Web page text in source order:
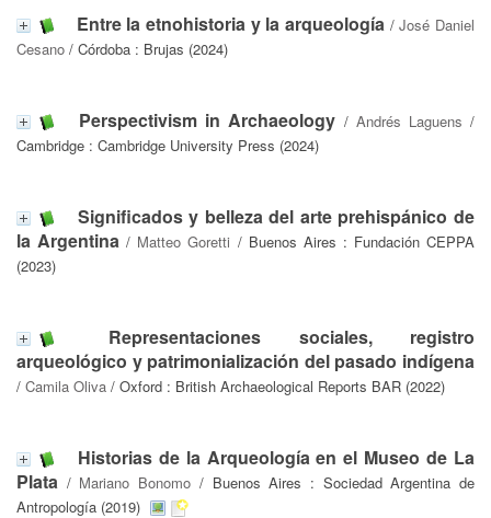
Entre la etnohistoria y la arqueología /José Daniel
Cesano / Córdoba : Brujas (2024)
Perspectivism in Archaeology / Andrés Laguens /
Cambridge : Cambridge University Press (2024)
Significados y belleza del arte prehispánico de
la Argentina / Matteo Goretti / Buenos Aires : Fundación CEPPA
(2023)
Representaciones sociales, registro
arqueológico y patrimonialización del pasado indígena
/ Camila Oliva / Oxford : British Archaeological Reports BAR (2022)
Historias de la Arqueología en el Museo de La
Plata / Mariano Bonomo / Buenos Aires : Sociedad Argentina de
Antropología (2019)